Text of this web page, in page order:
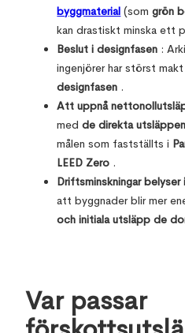
byggmaterial (somgrön
kan drastiskt minska ett
Beslut i designfasen :
ingenjörer har störst
designfasen .
Att uppnå
medde direkta utsläppen
målen som fastställts i
LEED Zero .
Driftsminskningar
att byggnader blir mer
och initiala utsläpp de
Var passar